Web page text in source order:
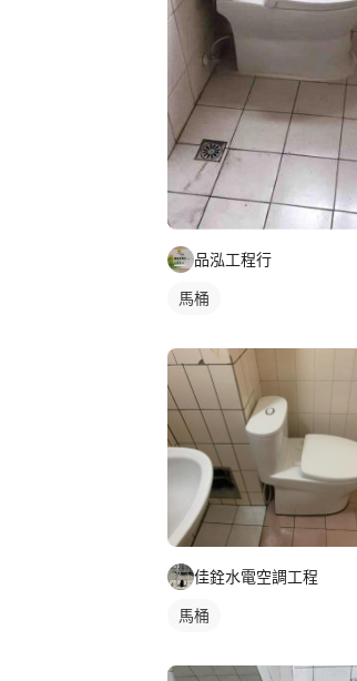
品泓工程行
馬桶
佳銓水電空調工程
馬桶